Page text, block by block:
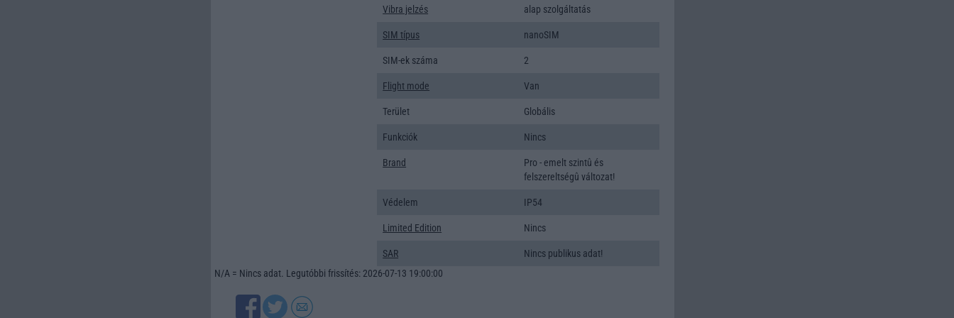
Vibra jelzés alap szolgáltatás
SIM típus nanoSIM
SIM-ek száma 2
Flight mode Van
Terület Globális
Funkciók Nincs
Brand
Pro - emelt szintû és
felszereltségû változat!
Védelem IP54
Limited Edition Nincs
SAR
Nincs publikus adat!
N/A = Nincs adat. Legutóbbi frissítés: 2026-07-13 19:00:00